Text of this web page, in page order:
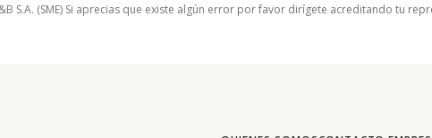
S.A. (SME) Si aprecias que existe algún error por favor dirígete acreditando tu